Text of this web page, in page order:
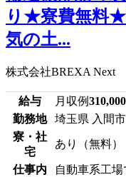
り★寮費無料★
気の土...
株式会社BREXA Next
給与 月収例310,000
勤務地
埼玉県 入間市
寮・社
宅
あり（無料）
仕事内
自動車系工